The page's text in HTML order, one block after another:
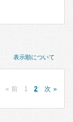
表示順について
« 前 1 2 次 »